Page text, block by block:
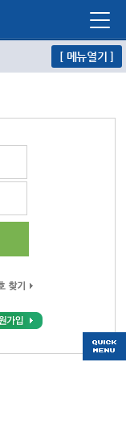
[ 메뉴열기 ]